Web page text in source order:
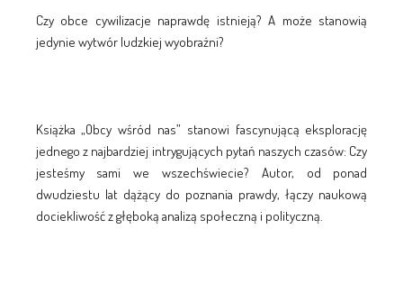
Czy obce cywilizacje naprawdę istnieją? A może stanowią
jedynie wytwór ludzkiej wyobraźni?
Książka „Obcy wśród nas” stanowi fascynującą eksplorację
jednego z najbardziej intrygujących pytań naszych czasów: Czy
jesteśmy sami we wszechświecie? Autor, od ponad
dwudziestu lat dążący do poznania prawdy, łączy naukową
dociekliwość z głęboką analizą społeczną i polityczną.